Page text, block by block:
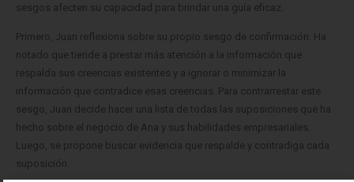
sesgos afecten su capacidad para brindar una guía eficaz.
Primero, Juan reflexiona sobre su propio sesgo de confirmación. Ha
notado que tiende a prestar más atención a la información que
respalda sus creencias existentes y a ignorar o minimizar la
información que contradice esas creencias. Para contrarrestar este
sesgo, Juan decide hacer una lista de todas las suposiciones que ha
hecho sobre el negocio de Ana y sus habilidades empresariales.
Luego, se propone buscar evidencia que respalde y contradiga cada
suposición.